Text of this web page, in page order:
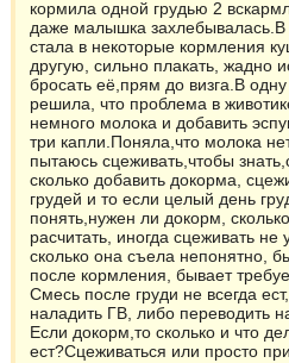
кормила одной грудью 2
даже малышка захлебывалась.В
стала в некоторые кормления
другую, сильно плакать, жадно
бросать её,прям до визга.В
решила, что проблема в
немного молока и добавить
три капли.Поняла,что молока
пытаюсь сцеживать,чтобы
сколько добавить докорма,
грудей и то если целый день
понять,нужен ли докорм,
расчитать, иногда сцеживать не
сколько она съела непонятно,
после кормления, бывает
Смесь после груди не всегда
наладить ГВ, либо переводить
Если докорм,то сколько и что
ест?Сцеживаться или просто